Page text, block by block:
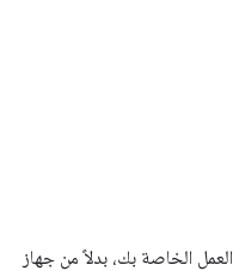
الخاصة بك، بدلاً من جهاز